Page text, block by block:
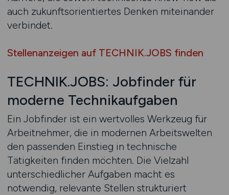
auch zukunftsorientiertes Denken miteinander
verbindet.
Stellenanzeigen auf TECHNIK.JOBS finden
TECHNIK.JOBS: Jobfinder für
moderne Technikaufgaben
Ein Jobfinder ist ein wertvolles Werkzeug für
Arbeitnehmer, die in modernen Arbeitswelten
den passenden Einstieg in technische
Tätigkeiten finden möchten. Die Vielzahl
unterschiedlicher Aufgaben macht es
notwendig, relevante Stellen strukturiert